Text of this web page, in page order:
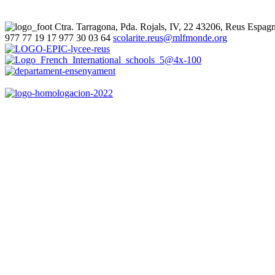
Ctra. Tarragona, Pda. Rojals, IV, 22 43206, Reus
977 77 19 17 977 30 03 64 scolarite.reus@mlfmonde.org